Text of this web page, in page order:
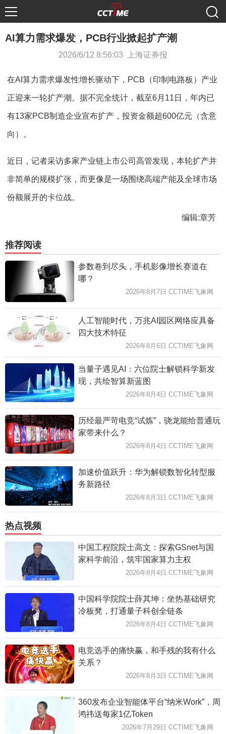
AI算力需求爆发，PCB行业掀起扩产潮
2026/6/12 8:56:03 上海证券报
在AI算力需求爆发性增长驱动下，PCB（印制电路板）产业
正迎来一轮扩产潮。据不完全统计，截至6月11日，年内已
有13家PCB制造企业宣布扩产，投资金额超600亿元（含意
向）。
近日，记者采访多家产业链上市公司高管发现，本轮扩产并
非简单的规模扩张，而更像是一场围绕高端产能及全球市场
份额展开的卡位战。
编辑:章芳
推荐阅读
参数卷到尽头，手机影像增长赛道在
哪？
2026年8月7日 CCTIME飞象网
人工智能时代，万兆AI园区网络应具备
四大技术特征
2026年8月6日 CCTIME飞象网
当量子遇见AI：六位院士解锁科学新发
现，共绘智算新蓝图
2026年8月4日 CCTIME飞象网
历经最严苛电竞“试炼”，骁龙能给普通玩
家带来什么？
2026年8月4日 CCTIME飞象网
加速价值跃升：华为解锁数智化转型服
务新路径
2026年8月3日 CCTIME飞象网
热点视频
中国工程院院士高文：探索GSnet与国
家科学前沿，筑牢国家算力主权
2026年8月4日 CCTIME飞象网
中国科学院院士薛其坤：坐热基础研究
冷板凳，打通量子科创全链条
2026年8月4日 CCTIME飞象网
电竞选手的痛快赢，和手残的我有什么
关系？
2026年8月3日 CCTIME飞象网
360发布企业智能体平台“纳米Work”，周
鸿祎送每家1亿Token
2026年7月29日 CCTIME飞象网